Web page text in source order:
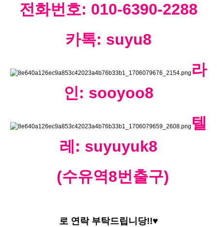
전화번호: 010-6390-2288
카톡: suyu8
라
인: sooyoo8
텔
레: suyuyuk8
(수유역8번출구)
로 연락 부탁드립니당!!♥